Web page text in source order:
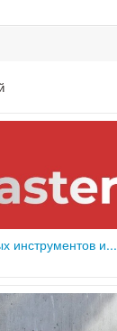
инструментов и...